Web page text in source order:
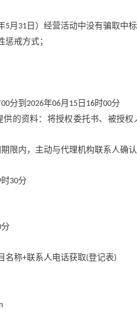
5月 31 日）经营活动中没有骗取中
戒方式；
00分到 2026年06月 15日 16时00分
的资料：将授权委托书、被授
限内，主动与代理机构联系人确
时30分
分
名称+联系人电话获取(登记表)